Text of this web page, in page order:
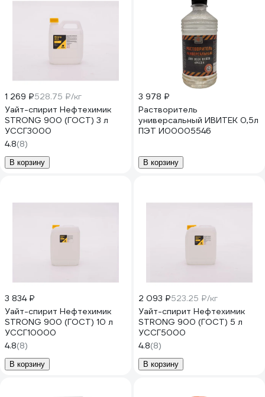
1 269 ₽528.75 ₽/кг
Уайт-спирит Нефтехимик
STRONG 900 (ГОСТ) 3 л
УССГ3000
4.8(8)
В корзину
3 978 ₽
Растворитель
универсальный ИВИТЕК 0,5л
ПЭТ И00005546
В корзину
3 834 ₽
Уайт-спирит Нефтехимик
STRONG 900 (ГОСТ) 10 л
УССГ10000
4.8(8)
В корзину
2 093 ₽523.25 ₽/кг
Уайт-спирит Нефтехимик
STRONG 900 (ГОСТ) 5 л
УССГ5000
4.8(8)
В корзину